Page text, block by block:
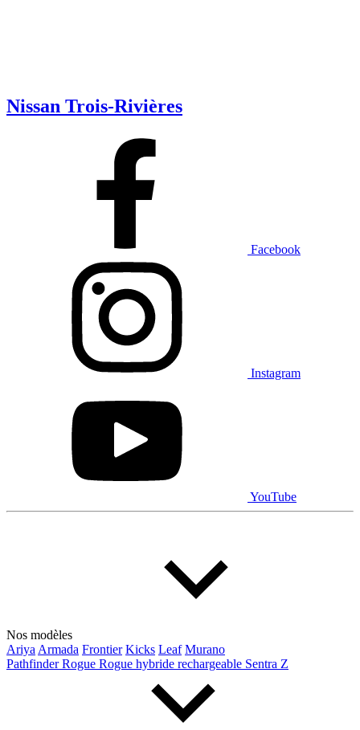
Nissan Trois-Rivières
Facebook
Instagram
YouTube
Nos modèles
Ariya Armada Frontier Kicks Leaf Murano
PathfinderRogue Rogue hybride rechargeable Sentra Z